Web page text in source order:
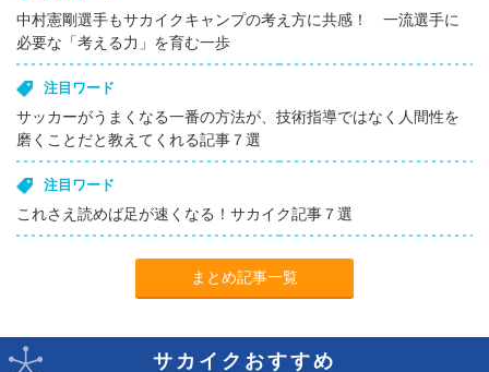
中村憲剛選手もサカイクキャンプの考え方に共感！ 一流選手に
必要な「考える力」を育む一歩
注目ワード
サッカーがうまくなる一番の方法が、技術指導ではなく人間性を
磨くことだと教えてくれる記事７選
注目ワード
これさえ読めば足が速くなる！サカイク記事７選
まとめ記事一覧
サカイクおすすめ